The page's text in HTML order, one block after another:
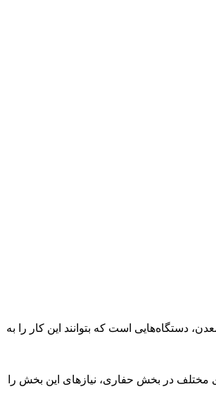
دستگاه‌هایی است که بتوانند این کار را به
حضور داشتند که با دستگاه‌های مختلف در بخش حفاری، نیازهای این بخش را